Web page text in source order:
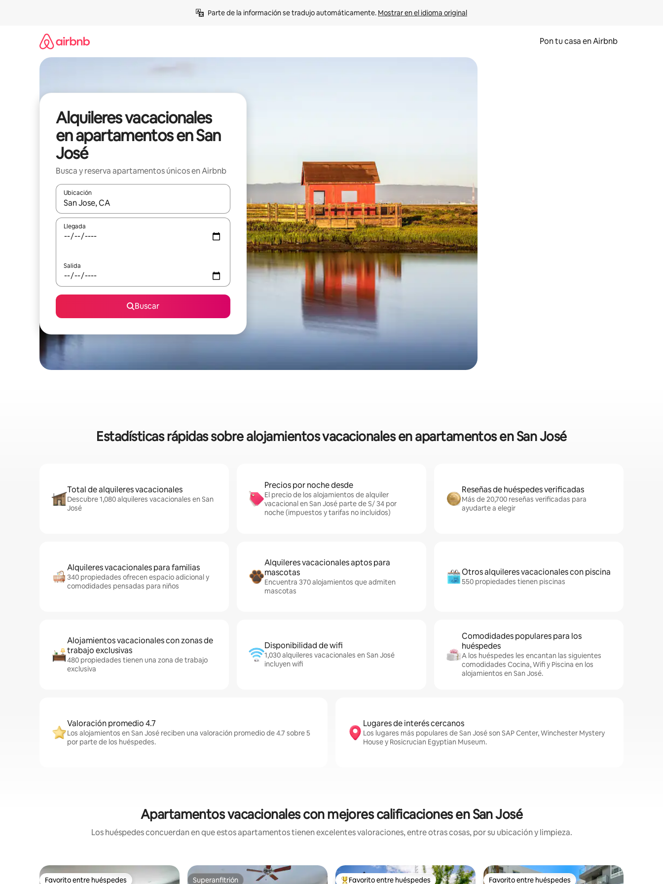
Parte de la información se tradujo automáticamente. Mostrar en el idioma original
Pon tu casa en Airbnb
Alquileres vacacionales
en apartamentos en San
José
Busca y reserva apartamentos únicos en Airbnb
Ubicación
Cuando los resultados estén disponibles, navega con las teclas de flecha hacia arriba y hacia abajo o explora con el tacto o desliza el dedo.
Llegada
Salida
Buscar
Estadísticas rápidas sobre alojamientos vacacionales en apartamentos en San José
Total de alquileres vacacionales
Descubre 1,080 alquileres vacacionales en San
José
Precios por noche desde
El precio de los alojamientos de alquiler
vacacional en San José parte de S/ 34 por
noche (impuestos y tarifas no incluidos)
Reseñas de huéspedes verificadas
Más de 20,700 reseñas verificadas para
ayudarte a elegir
Alquileres vacacionales para familias
340 propiedades ofrecen espacio adicional y
comodidades pensadas para niños
Alquileres vacacionales aptos para
mascotas
Encuentra 370 alojamientos que admiten
mascotas
Otros alquileres vacacionales con piscina
550 propiedades tienen piscinas
Alojamientos vacacionales con zonas de
trabajo exclusivas
480 propiedades tienen una zona de trabajo
exclusiva
Disponibilidad de wifi
1,030 alquileres vacacionales en San José
incluyen wifi
Comodidades populares para los
huéspedes
A los huéspedes les encantan las siguientes
comodidades Cocina, Wifi y Piscina en los
alojamientos en San José.
Valoración promedio 4.7
Los alojamientos en San José reciben una valoración promedio de 4.7 sobre 5
por parte de los huéspedes.
Lugares de interés cercanos
Los lugares más populares de San José son SAP Center, Winchester Mystery
House y Rosicrucian Egyptian Museum.
Apartamentos vacacionales con mejores calificaciones en San José
Los huéspedes concuerdan en que estos apartamentos tienen excelentes valoraciones, entre otras cosas, por su ubicación y limpieza.
Favorito entre huéspedes Superanfitrión Favorito entre huéspedes Favorito entre huéspedes